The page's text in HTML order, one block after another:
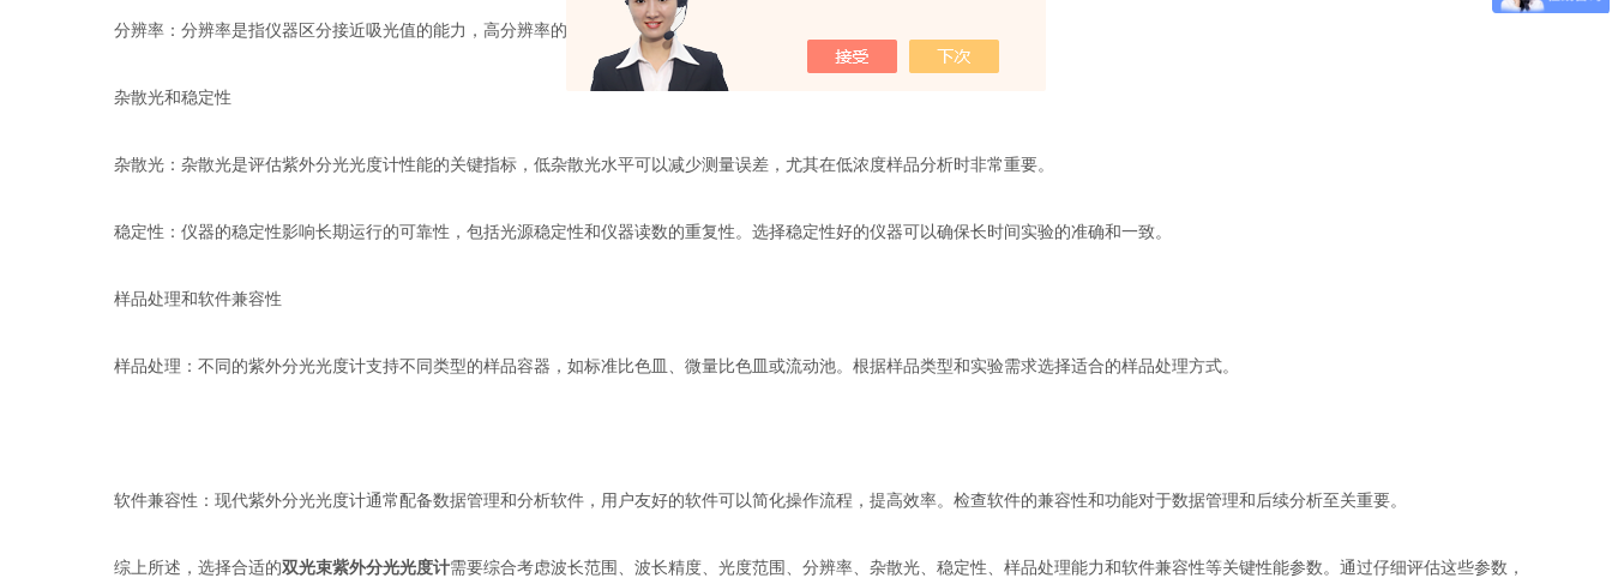
分辨率：分辨率是指仪器区分接近吸光值的能力，高分辨率的仪器可以提供更精细的测量结果，有助于提高分析的准确性。
杂散光和稳定性
杂散光：杂散光是评估紫外分光光度计性能的关键指标，低杂散光水平可以减少测量误差，尤其在低浓度样品分析时非常重要。
稳定性：仪器的稳定性影响长期运行的可靠性，包括光源稳定性和仪器读数的重复性。选择稳定性好的仪器可以确保长时间实验的准确和一致。
样品处理和软件兼容性
样品处理：不同的紫外分光光度计支持不同类型的样品容器，如标准比色皿、微量比色皿或流动池。根据样品类型和实验需求选择适合的样品处理方式。
软件兼容性：现代紫外分光光度计通常配备数据管理和分析软件，用户友好的软件可以简化操作流程，提高效率。检查软件的兼容性和功能对于数据管理和后续分析至关重要。
综上所述，选择合适的双光束紫外分光光度计需要综合考虑波长范围、波长精度、光度范围、分辨率、杂散光、稳定性、样品处理能力和软件兼容性等关键性能参数。通过仔细评估这些参数，